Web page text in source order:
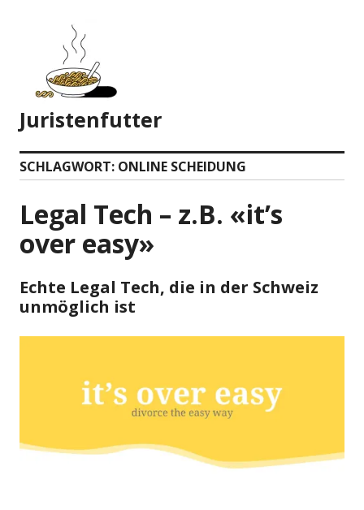
springen
Juristenfutter
SCHLAGWORT: ONLINE SCHEIDUNG
Legal Tech – z.B. «it’s
over easy»
Echte Legal Tech, die in der Schweiz
unmöglich ist